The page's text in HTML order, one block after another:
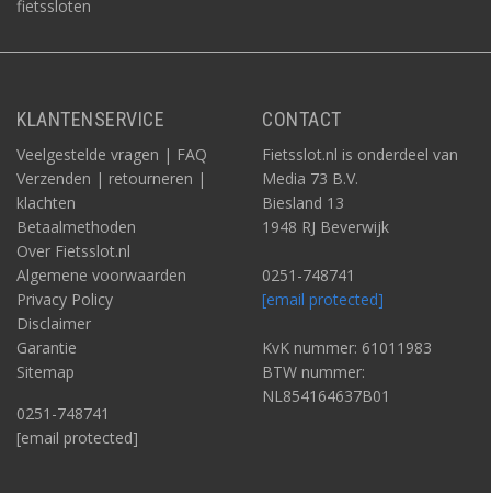
fietssloten
KLANTENSERVICE
Veelgestelde vragen | FAQ
Verzenden | retourneren |
klachten
Betaalmethoden
Over Fietsslot.nl
Algemene voorwaarden
Privacy Policy
Disclaimer
Garantie
Sitemap
0251-748741
[email protected]
CONTACT
Fietsslot.nl is onderdeel van
Media 73 B.V.
Biesland 13
1948 RJ Beverwijk
0251-748741
[email protected]
KvK nummer: 61011983
BTW nummer:
NL854164637B01